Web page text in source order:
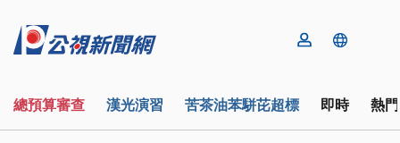
總預算審查 漢光演習 苦茶油苯駢芘超標 即時 熱